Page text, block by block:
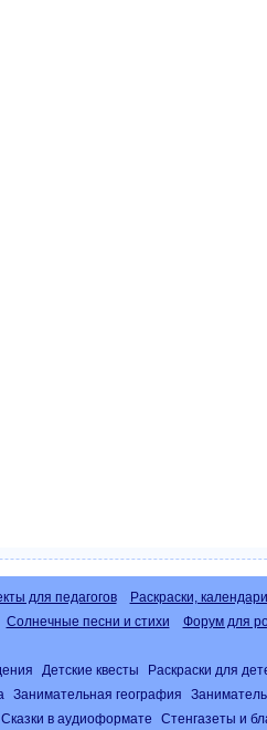
для педагогов Раскраски,
Солнечные песни и стихи Форум для
Детские квесты Раскраски для
Занимательная география
Сказки в аудиоформате Стенгазеты и